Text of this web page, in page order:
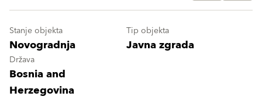
Stanje objekta
Novogradnja
Tip objekta
Javna zgrada
Država
Bosnia and
Herzegovina